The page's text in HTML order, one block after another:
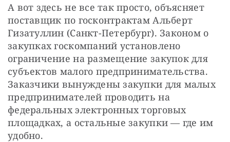
А вот здесь не все так просто, объясняет
поставщик по госконтрактам Альберт
Гизатуллин (Санкт-Петербург). Законом о
закупках госкомпаний установлено
ограничение на размещение закупок для
субъектов малого предпринимательства.
Заказчики вынуждены закупки для малых
предпринимателей проводить на
федеральных электронных торговых
площадках, а остальные закупки — где им
удобно.